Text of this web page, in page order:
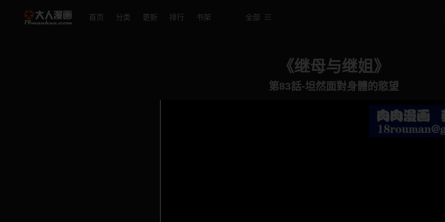
首页 分类 更新 排行 书架 全部
《继母与继姐》
第83話-坦然面對身體的慾望